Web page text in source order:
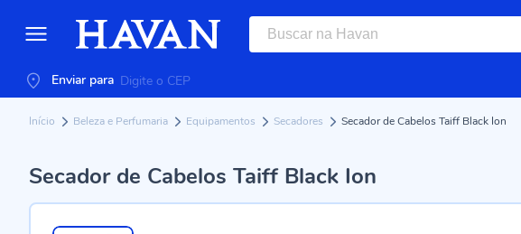
Enviar para
Início Beleza e Perfumaria Equipamentos Secadores Secador de Cabelos Taiff Black Ion
Secador de Cabelos Taiff Black Ion